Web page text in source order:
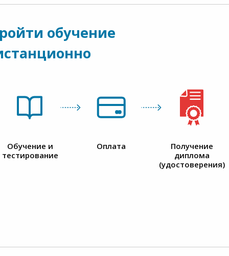
обучение
Обучение и
тестирование
Оплата
Получение
диплома
(удостоверения)